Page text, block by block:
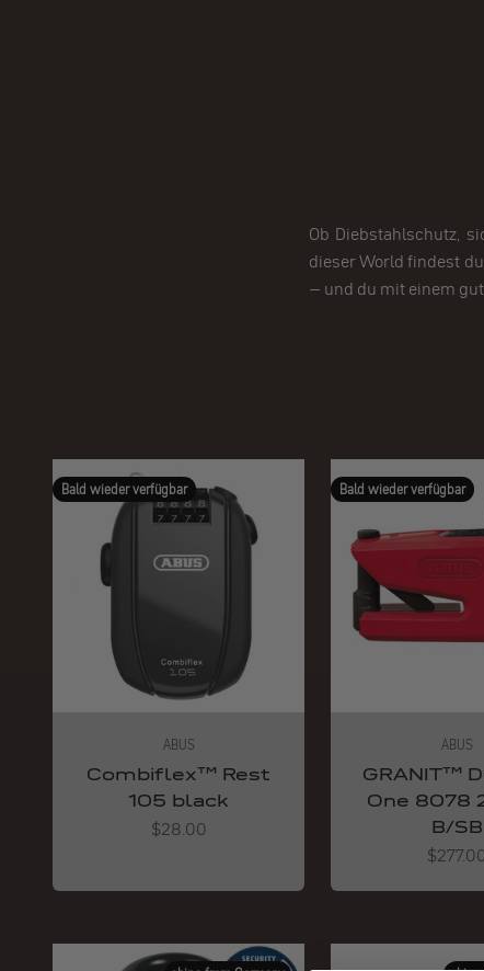
Ob Diebstahlschutz,
dieser World findest
– und du mit einem
Bald wieder verfügbar
ABUS
Combiflex™ Rest
105 black
Angebot
$28.00
Bald wieder verfügbar
ABUS
GRANIT™
One 8078
B/SB